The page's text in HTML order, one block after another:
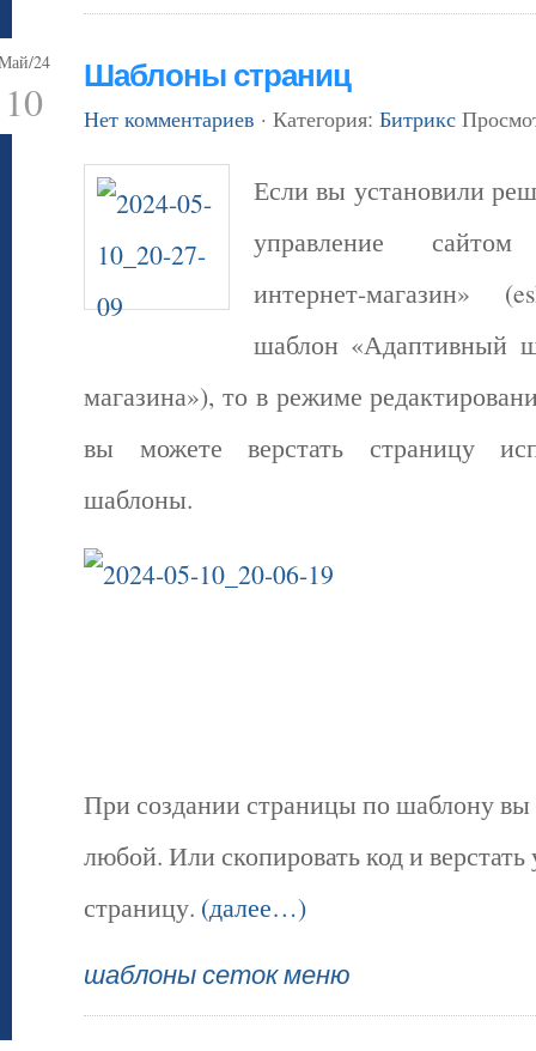
24
10
Шаблоны страниц
Нет комментариев · Категория: Битрикс
Если вы установили
управление сайтом
интернет-магазин»
шаблон «Адаптивный
магазина»), то в режиме
вы можете верстать страницу
шаблоны.
При создании страницы по шаблону вы
любой. Или скопировать код и
страницу. (далее…)
шаблоны сеток меню